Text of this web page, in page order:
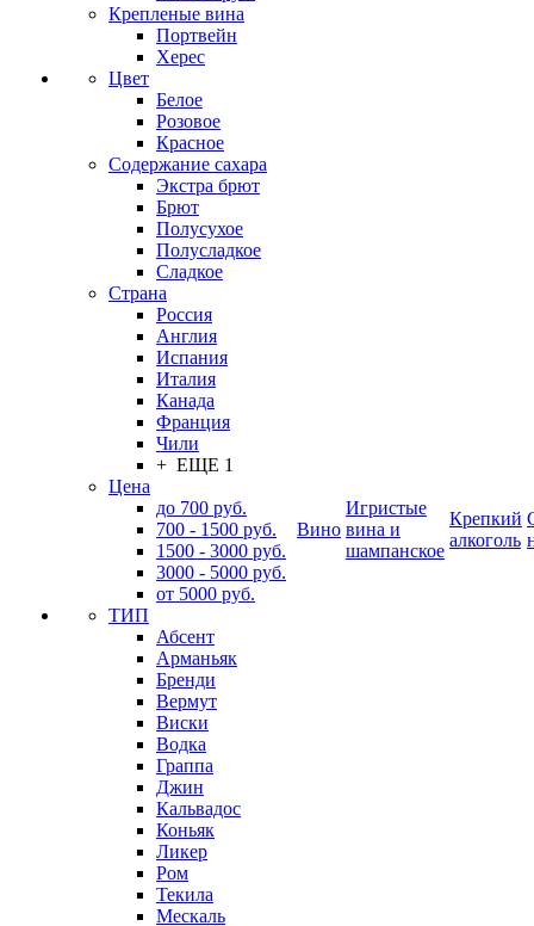
Крепленые вина
Портвейн
Херес
Цвет
Белое
Розовое
Красное
Содержание сахара
Экстра брют
Брют
Полусухое
Полусладкое
Сладкое
Страна
Россия
Англия
Испания
Италия
Канада
Франция
Чили
+ ЕЩЕ 1
Цена
до 700 руб.
700 - 1500 руб.
1500 - 3000 руб.
3000 - 5000 руб.
от 5000 руб.
ТИП
Абсент
Арманьяк
Бренди
Вермут
Виски
Водка
Граппа
Джин
Кальвадос
Коньяк
Ликер
Ром
Текила
Мескаль
Вино
Игристые
вина и
шампанское
Крепкий
алкоголь